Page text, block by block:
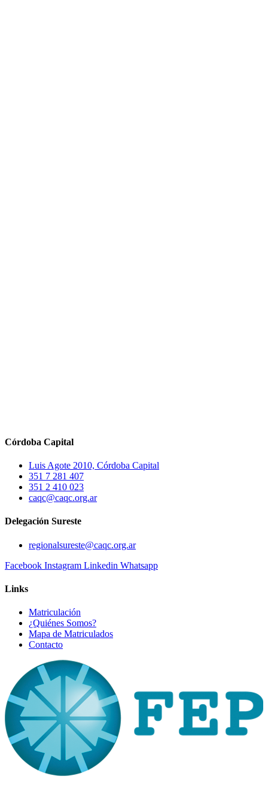
Córdoba Capital
Luis Agote 2010, Córdoba Capital
351 7 281 407
351 2 410 023
caqc@caqc.org.ar
Delegación Sureste
regionalsureste@caqc.org.ar
Facebook Instagram Linkedin Whatsapp
Links
Matriculación
¿Quiénes Somos?
Mapa de Matriculados
Contacto